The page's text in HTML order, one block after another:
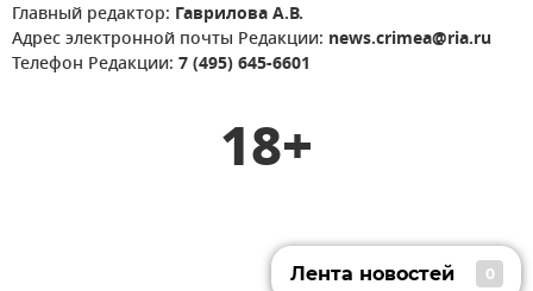
Главный редактор: Гаврилова А.В.
Адрес электронной почты Редакции: news.crimea@ria.ru
Телефон Редакции: 7 (495) 645-6601
18+
Лента новостей 0